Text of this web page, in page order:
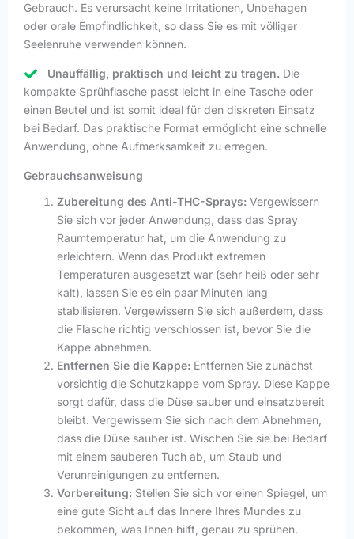
Gebrauch. Es verursacht keine Irritationen, Unbehagen
oder orale Empfindlichkeit, so dass Sie es mit völliger
Seelenruhe verwenden können.
Unauffällig, praktisch und leicht zu tragen. Die
kompakte Sprühflasche passt leicht in eine Tasche oder
einen Beutel und ist somit ideal für den diskreten Einsatz
bei Bedarf. Das praktische Format ermöglicht eine schnelle
Anwendung, ohne Aufmerksamkeit zu erregen.
Gebrauchsanweisung
Zubereitung des Anti-THC-Sprays: Vergewissern
Sie sich vor jeder Anwendung, dass das Spray
Raumtemperatur hat, um die Anwendung zu
erleichtern. Wenn das Produkt extremen
Temperaturen ausgesetzt war (sehr heiß oder sehr
kalt), lassen Sie es ein paar Minuten lang
stabilisieren. Vergewissern Sie sich außerdem, dass
die Flasche richtig verschlossen ist, bevor Sie die
Kappe abnehmen.
Entfernen Sie die Kappe: Entfernen Sie zunächst
vorsichtig die Schutzkappe vom Spray. Diese Kappe
sorgt dafür, dass die Düse sauber und einsatzbereit
bleibt. Vergewissern Sie sich nach dem Abnehmen,
dass die Düse sauber ist. Wischen Sie sie bei Bedarf
mit einem sauberen Tuch ab, um Staub und
Verunreinigungen zu entfernen.
Vorbereitung: Stellen Sie sich vor einen Spiegel, um
eine gute Sicht auf das Innere Ihres Mundes zu
bekommen, was Ihnen hilft, genau zu sprühen.